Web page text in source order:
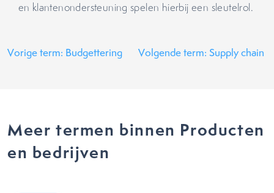
en klantenondersteuning spelen hierbij een sleutelrol.
Vorige term: Budgettering Volgende term: Supply chain
Meer termen binnen Producten
en bedrijven